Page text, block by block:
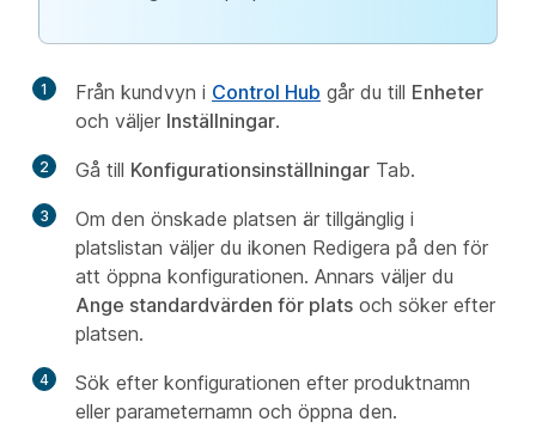
1 Från kundvyn i Control Hub går du till Enheter
och väljer Inställningar.
2 Gå till Konfigurationsinställningar Tab.
3
Om den önskade platsen är tillgänglig i
platslistan väljer du ikonen Redigera på den för
att öppna konfigurationen. Annars väljer du
Ange standardvärden för plats och söker efter
platsen.
4
Sök efter konfigurationen efter produktnamn
eller parameternamn och öppna den.